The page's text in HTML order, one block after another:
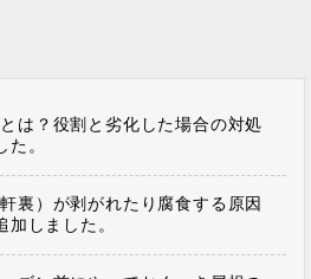
とは？役割と劣化した場合の対処
。
軒裏）が剥がれたり腐食する原因
加しました。